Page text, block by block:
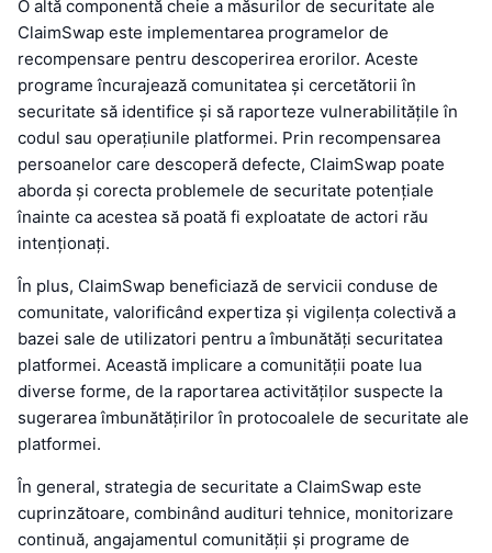
O altă componentă cheie a măsurilor de securitate ale
ClaimSwap este implementarea programelor de
recompensare pentru descoperirea erorilor. Aceste
programe încurajează comunitatea și cercetătorii în
securitate să identifice și să raporteze vulnerabilitățile în
codul sau operațiunile platformei. Prin recompensarea
persoanelor care descoperă defecte, ClaimSwap poate
aborda și corecta problemele de securitate potențiale
înainte ca acestea să poată fi exploatate de actori rău
intenționați.
În plus, ClaimSwap beneficiază de servicii conduse de
comunitate, valorificând expertiza și vigilența colectivă a
bazei sale de utilizatori pentru a îmbunătăți securitatea
platformei. Această implicare a comunității poate lua
diverse forme, de la raportarea activităților suspecte la
sugerarea îmbunătățirilor în protocoalele de securitate ale
platformei.
În general, strategia de securitate a ClaimSwap este
cuprinzătoare, combinând audituri tehnice, monitorizare
continuă, angajamentul comunității și programe de